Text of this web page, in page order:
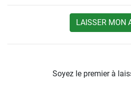
LAISSER MON
Soyez le premier à